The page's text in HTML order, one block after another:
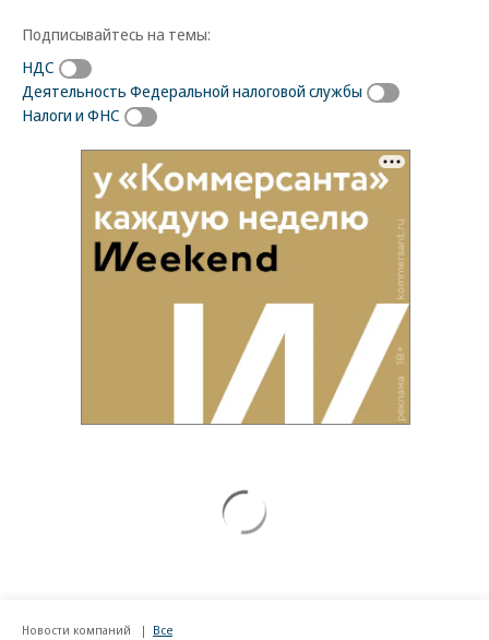
Подписывайтесь на темы:
НДС
Деятельность Федеральной налоговой службы
Налоги и ФНС
Новости компаний Все